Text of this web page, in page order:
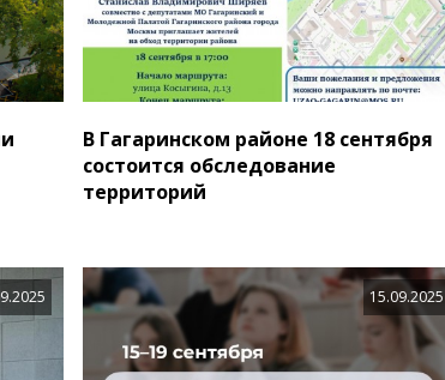
В Гагаринском районе 18 сентября
состоится обследование
территорий
15.09.2025